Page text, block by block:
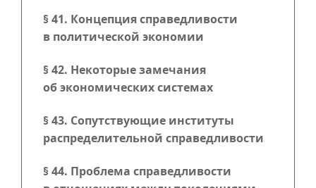
§ 41. Концепция справедливости
в политической экономии
§ 42. Некоторые замечания
об экономических системах
§ 43. Сопутствующие институты
распределительной справедливости
§ 44. Проблема справедливости